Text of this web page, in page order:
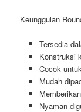
Keunggulan
Tersedia
Konstruksi
Cocok
Mudah
Nyaman